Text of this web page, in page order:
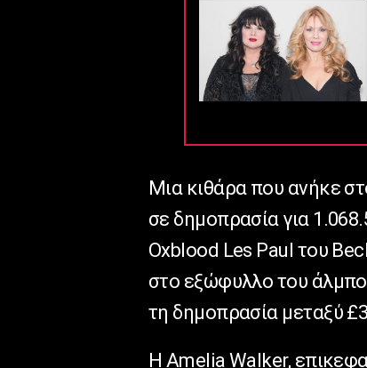
Μια κιθάρα που ανήκε
σε δημοπρασία για
Oxblood Les Paul του
στο εξώφυλλο του
τη δημοπρασία μεταξύ
Η Amelia Walker,